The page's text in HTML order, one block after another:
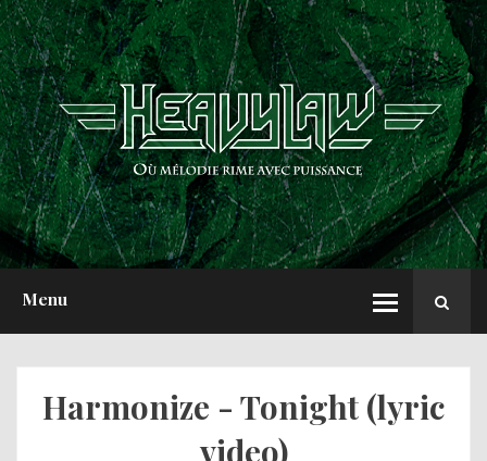
Menu
ACCUEIL
NEWS
CHRONIQUES
INTERVIEWS
REPORTS
A PROPOS
Harmonize - Tonight (lyric
video)